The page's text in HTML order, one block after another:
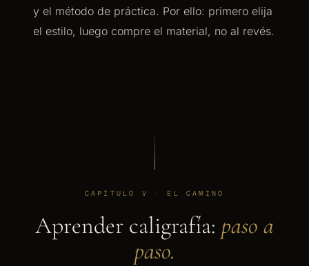
y el método de práctica. Por ello: primero elija
el estilo, luego compre el material, no al revés.
CAPÍTULO V · EL CAMINO
Aprender caligrafía: paso a
paso.